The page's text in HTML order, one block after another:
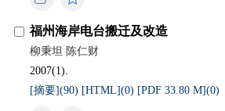
福州海岸电台搬迁及改造
柳秉坦 陈仁财
2007(1).
[摘要](90) [HTML](0) [PDF 33.80 M](0)